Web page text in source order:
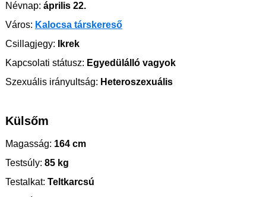
Névnap: április 22.
Város: Kalocsa társkereső
Csillagjegy: Ikrek
Kapcsolati státusz: Egyedülálló vagyok
Szexuális irányultság: Heteroszexuális
Külsőm
Magasság: 164 cm
Testsúly: 85 kg
Testalkat: Teltkarcsú